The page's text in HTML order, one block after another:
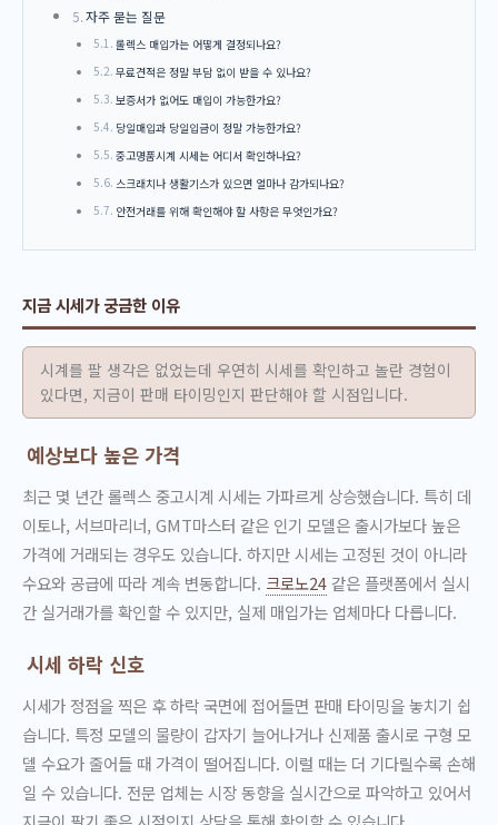
자주 묻는 질문
롤렉스 매입가는 어떻게 결정되나요?
무료견적은 정말 부담 없이 받을 수 있나요?
보증서가 없어도 매입이 가능한가요?
당일매입과 당일입금이 정말 가능한가요?
중고명품시계 시세는 어디서 확인하나요?
스크래치나 생활기스가 있으면 얼마나 감가되나요?
안전거래를 위해 확인해야 할 사항은 무엇인가요?
지금 시세가 궁금한 이유
시계를 팔 생각은 없었는데 우연히 시세를 확인하고 놀란 경험이
있다면, 지금이 판매 타이밍인지 판단해야 할 시점입니다.
예상보다 높은 가격
최근 몇 년간 롤렉스 중고시계 시세는 가파르게 상승했습니다. 특히 데
이토나, 서브마리너, GMT마스터 같은 인기 모델은 출시가보다 높은
가격에 거래되는 경우도 있습니다. 하지만 시세는 고정된 것이 아니라
수요와 공급에 따라 계속 변동합니다. 크로노24 같은 플랫폼에서 실시
간 실거래가를 확인할 수 있지만, 실제 매입가는 업체마다 다릅니다.
시세 하락 신호
시세가 정점을 찍은 후 하락 국면에 접어들면 판매 타이밍을 놓치기 쉽
습니다. 특정 모델의 물량이 갑자기 늘어나거나 신제품 출시로 구형 모
델 수요가 줄어들 때 가격이 떨어집니다. 이럴 때는 더 기다릴수록 손해
일 수 있습니다. 전문 업체는 시장 동향을 실시간으로 파악하고 있어서